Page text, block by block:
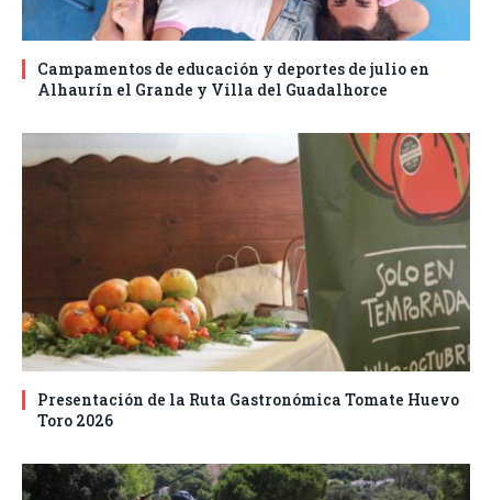
Campamentos de educación y deportes de julio en
Alhaurín el Grande y Villa del Guadalhorce
Presentación de la Ruta Gastronómica Tomate Huevo
Toro 2026